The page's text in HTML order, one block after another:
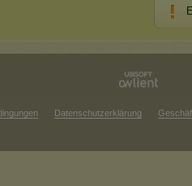
Datenschutzerklärung